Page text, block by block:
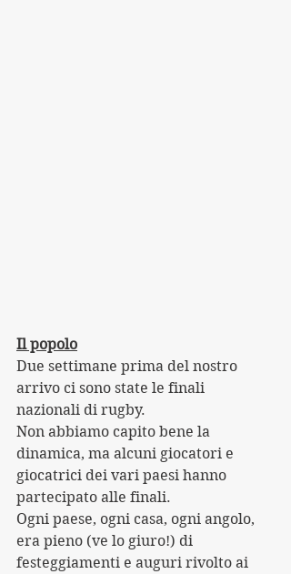
Il popolo
Due settimane prima del nostro
arrivo ci sono state le finali
nazionali di rugby.
Non abbiamo capito bene la
dinamica, ma alcuni giocatori e
giocatrici dei vari paesi hanno
partecipato alle finali.
Ogni paese, ogni casa, ogni angolo,
era pieno (ve lo giuro!) di
festeggiamenti e auguri rivolto ai